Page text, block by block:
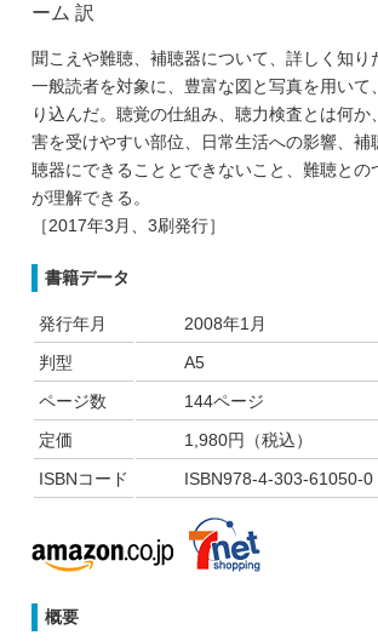
ーム 訳
聞こえや難聴、補聴器について、詳しく知り
一般読者を対象に、豊富な図と写真を用いて
り込んだ。聴覚の仕組み、聴力検査とは何か
害を受けやすい部位、日常生活への影響、補
聴器にできることとできないこと、難聴との
が理解できる。
［2017年3月、3刷発行］
書籍データ
発行年月
2008年1月
判型
A5
ページ数
144ページ
定価
1,980円（税込）
ISBNコード
ISBN978-4-303-61050-0
概要